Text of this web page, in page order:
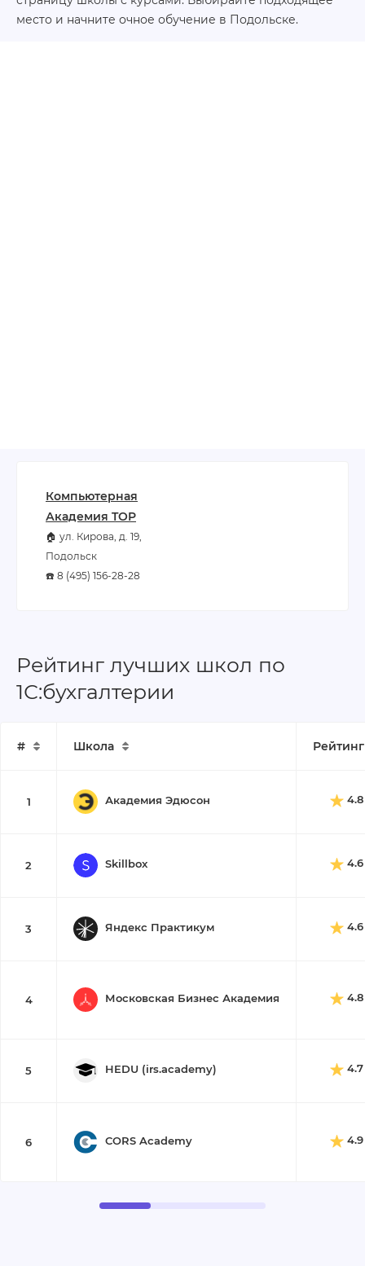
место и начните очное обучение в Подольске.
Компьютерная
Академия TOP
🏠 ул. Кирова, д. 19,
Подольск
☎️ 8 (495) 156-28-28
Рейтинг лучших школ по
1С:бухгалтерии
# Школа Рейтинг
1 Академия Эдюсон 4.8
2 Skillbox 4.6
3 Яндекс Практикум 4.6
4 Московская Бизнес Академия 4.8
5 HEDU (irs.academy) 4.7
6 CORS Academy 4.9